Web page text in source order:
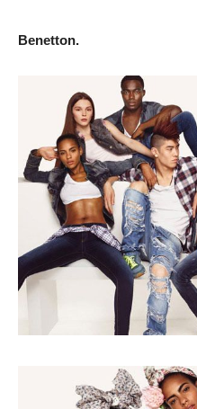
Benetton.